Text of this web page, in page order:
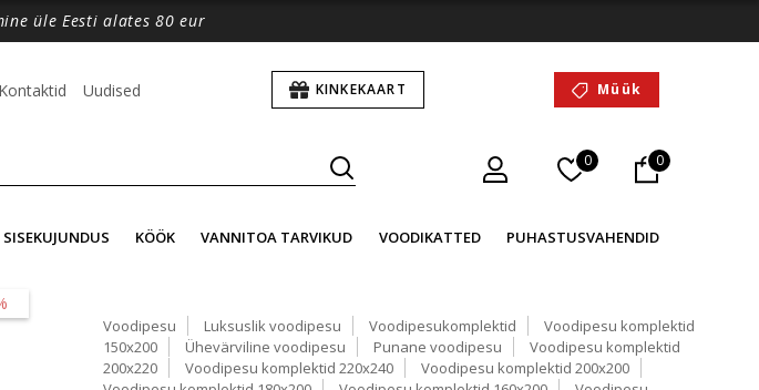
üle Eesti alates 80 eur
Kontaktid Uudised KINKEKAART Müük
0 0
SISEKUJUNDUS KÖÖK VANNITOA TARVIKUD VOODIKATTED PUHASTUSVAHENDID
Voodipesu Luksuslik voodipesu Voodipesukomplektid
Voodipesu komplektid
150x200
Ühevärviline voodipesu Punane voodipesu
Voodipesu komplektid
200x220
Voodipesu komplektid 220x240
Voodipesu komplektid 200x200